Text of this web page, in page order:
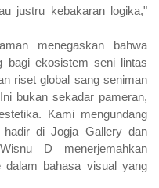
justru kebakaran logika,"
menegaskan bahwa
bagi ekosistem seni lintas
riset global sang seniman
bukan sekadar pameran,
Kami mengundang
di Jogja Gallery dan
D menerjemahkan
bahasa visual yang